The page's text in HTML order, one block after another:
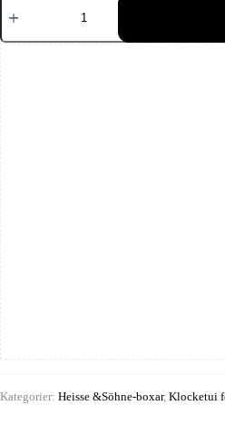
L
Braun
mängd
Kategorier: Heisse &Söhne-boxar, Klocketui